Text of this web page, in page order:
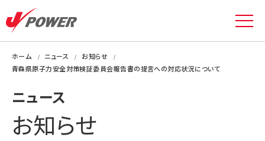
ホーム ニュース
お知らせ
青森県原子力安全対策検証委員会報告書の提言への対応状況について
ニュース
お知らせ